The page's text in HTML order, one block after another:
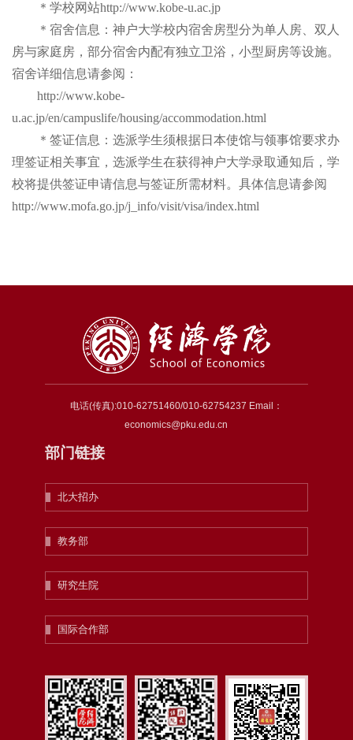
＊学校网站http://www.kobe-u.ac.jp
＊宿舍信息：神户大学校内宿舍房型分为单人房、双人
房与家庭房，部分宿舍内配有独立卫浴，小型厨房等设施。
宿舍详细信息请参阅：
http://www.kobe-
u.ac.jp/en/campuslife/housing/accommodation.html
＊签证信息：选派学生须根据日本使馆与领事馆要求办
理签证相关事宜，选派学生在获得神户大学录取通知后，学
校将提供签证申请信息与签证所需材料。具体信息请参阅
http://www.mofa.go.jp/j_info/visit/visa/index.html
电话(传真):010-62751460/010-62754237 Email：
economics@pku.edu.cn
部门链接
北大招办
教务部
研究生院
国际合作部